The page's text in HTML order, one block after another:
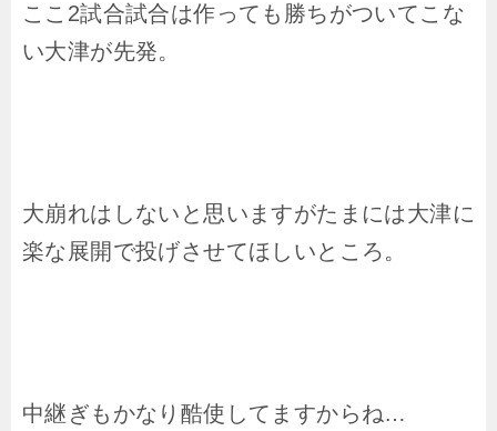
ここ2試合試合は作っても勝ちがついてこな
い大津が先発。
大崩れはしないと思いますがたまには大津に
楽な展開で投げさせてほしいところ。
中継ぎもかなり酷使してますからね…